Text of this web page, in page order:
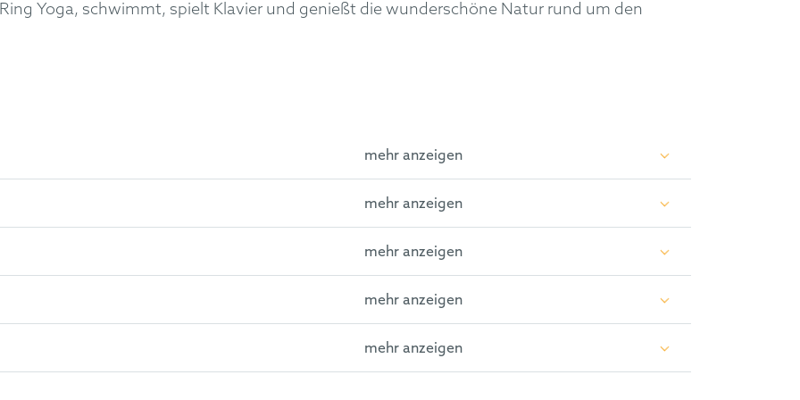
Yoga, schwimmt, spielt Klavier und genießt die wunderschöne Natur rund um den
mehr anzeigen
an der Universität Marburg
1996
2001
mehr anzeigen
Rechtsschutz
mehr anzeigen
mehr anzeigen
zur Warenähnlichkeit - Besprechung von LG Stuttgart „Quadratische
, GRUR-RR Heft 6/2026, C.H.BECK, München und Frankfurt a. M. S. 209 ff.
mehr anzeigen